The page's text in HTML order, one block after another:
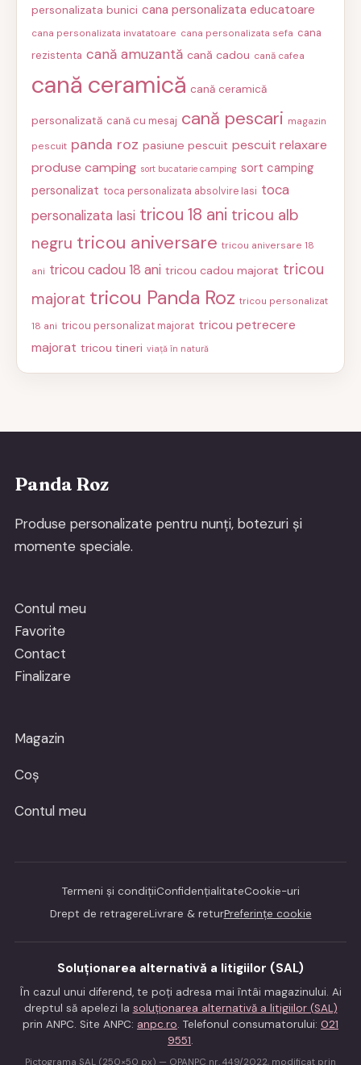
personalizata bunici cana personalizata educatoare
cana personalizata invatatoare cana personalizata sefa cana
rezistenta cană amuzantă cană cadou cană cafea
cană ceramică cană ceramică
personalizată cană cu mesaj cană pescari magazin
pescuit panda roz pasiune pescuit pescuit relaxare
produse camping sort bucatarie camping sort camping
personalizat toca personalizata absolvire Iasi toca
personalizata Iasi tricou 18 ani tricou alb
negru tricou aniversare tricou aniversare 18
ani tricou cadou 18 ani tricou cadou majorat tricou
majorat tricou Panda Roz tricou personalizat
18 ani tricou personalizat majorat tricou petrecere
majorat tricou tineri viață în natură
Panda Roz
Produse personalizate pentru nunți, botezuri și
momente speciale.
Contul meu
Favorite
Contact
Finalizare
Magazin
Coș
Contul meu
Termeni și condițiiConfidențialitateCookie-uri
Drept de retragereLivrare & returPreferințe cookie
Soluționarea alternativă a litigiilor (SAL)
În cazul unui diferend, te poți adresa mai întâi magazinului. Ai
dreptul să apelezi la soluționarea alternativă a litigiilor (SAL)
prin ANPC. Site ANPC: anpc.ro. Telefonul consumatorului: 021
9551.
Pictograma SAL (250×50 px) — OPANPC nr. 449/2022, modificat prin